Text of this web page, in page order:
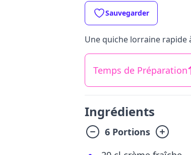
Sauvegarder
Une quiche lorraine rapide
Temps de Préparation
Ingrédients
6 Portions